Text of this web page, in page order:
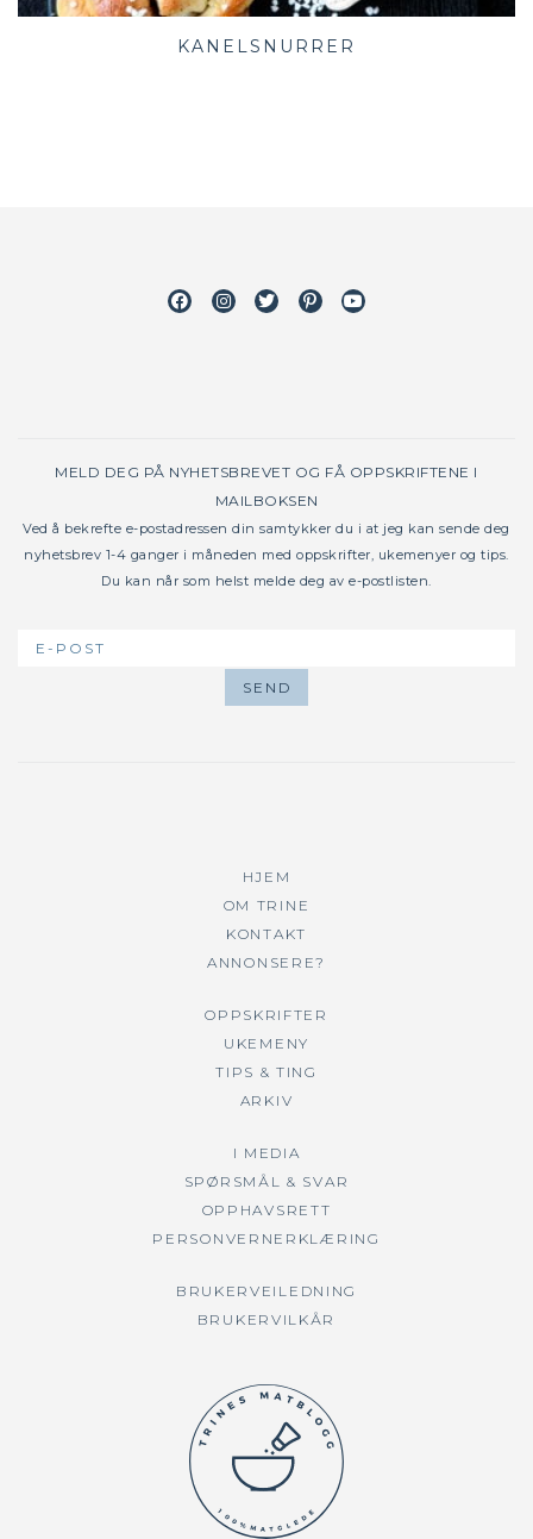
KANELSNURRER
FacebookInstagram
TwitterPinterestYoutube
MELD DEG PÅ NYHETSBREVET OG FÅ OPPSKRIFTENE I
MAILBOKSEN
Ved å bekrefte e-postadressen din samtykker du i at jeg kan sende deg
nyhetsbrev 1-4 ganger i måneden med oppskrifter, ukemenyer og tips.
Du kan når som helst melde deg av e-postlisten.
HJEM
OM TRINE
KONTAKT
ANNONSERE?
OPPSKRIFTER
UKEMENY
TIPS & TING
ARKIV
I MEDIA
SPØRSMÅL & SVAR
OPPHAVSRETT
PERSONVERNERKLÆRING
BRUKERVEILEDNING
BRUKERVILKÅR